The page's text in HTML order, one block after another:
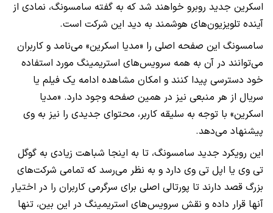
اسکرین جدید روبرو خواهند شد که به گفته سامسونگ، نمادی از
آینده تلویزیون‌های هوشمند به دید این شرکت است.
سامسونگ این صفحه اصلی را «مدیا اسکرین» می‌نامد و کاربران
می‌توانند در آن به همه سرویس‌های استریمینگ مورد استفاده
خود دسترسی پیدا کنند و امکان مشاهده ادامه یک فیلم یا
سر‌یال از هر منبعی نیز در همین صفحه وجود دارد. «مدیا
اسکرین» با توجه به سلیقه کاربر، محتوای جدیدی را نیز به وی
پیشنهاد می‌دهد.
این رویکرد جدید سامسونگ، تا به اینجا شباهت زیادی به گوگل
تی وی یا اپل تی وی دارد و به نظر می‌رسد که تمامی شرکت‌های
بزرگ قصد دارند تا پورتالی اصلی برای سرگرمی کاربران را در اختیار
آنها قرار داده و نقش سرویس‌های استریمینگ در این بین، تنها